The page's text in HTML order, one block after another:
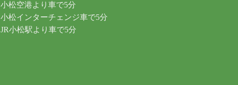
小松空港より車で5分
小松インターチェンジ車で5分
JR小松駅より車で5分